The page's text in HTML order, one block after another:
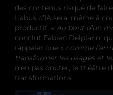
des contenus risque de
L’abus d’IA sera, même à
productif. « Au bout d’un
conclut Fabien Delpiano,
rappeler que « comme
transformer les usages et
n’en pas douter, le théâtre
transformations.